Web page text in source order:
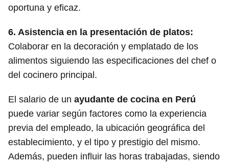
oportuna y eficaz.
6. Asistencia en la presentación de platos:
Colaborar en la decoración y emplatado de los
alimentos siguiendo las especificaciones del chef o
del cocinero principal.
El salario de un ayudante de cocina en Perú
puede variar según factores como la experiencia
previa del empleado, la ubicación geográfica del
establecimiento, y el tipo y prestigio del mismo.
Además, pueden influir las horas trabajadas, siendo